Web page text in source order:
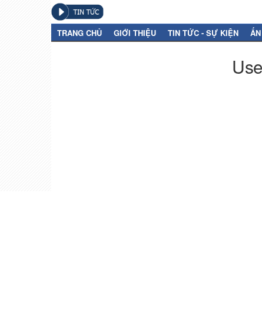
TRANG CHỦ GIỚI THIỆU TIN TỨC - SỰ KIỆN